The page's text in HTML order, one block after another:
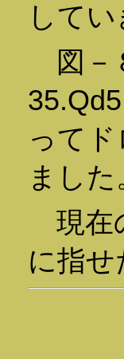
して
図－
って
ました
現在
に指